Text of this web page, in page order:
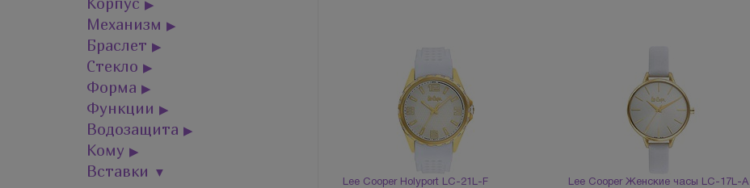
▶
Механизм ▶
Браслет ▶
Стекло ▶
Форма ▶
Функции ▶
Водозащита ▶
Кому ▶
Вставки ▼
Lee Cooper Holyport LC-21L-F
Lee Cooper Женские часы LC-17L-A